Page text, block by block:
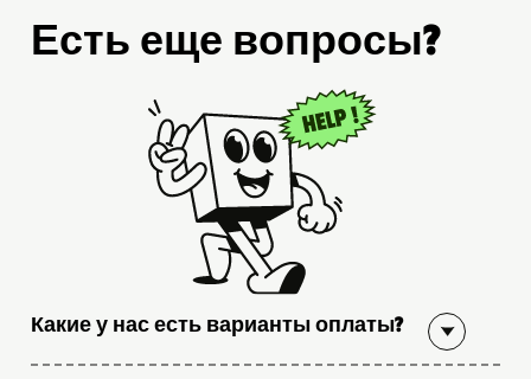
Есть еще вопросы?
Какие у нас есть варианты оплаты?